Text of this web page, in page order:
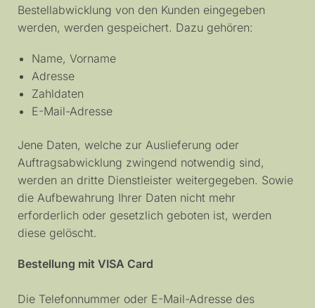
Bestellabwicklung von den Kunden eingegeben
werden, werden gespeichert. Dazu gehören:
Name, Vorname
Adresse
Zahldaten
E-Mail-Adresse
Jene Daten, welche zur Auslieferung oder
Auftragsabwicklung zwingend notwendig sind,
werden an dritte Dienstleister weitergegeben. Sowie
die Aufbewahrung Ihrer Daten nicht mehr
erforderlich oder gesetzlich geboten ist, werden
diese gelöscht.
Bestellung mit VISA Card
Die Telefonnummer oder E-Mail-Adresse des